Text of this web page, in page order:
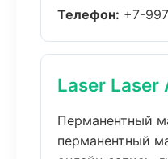
Телефон: +7-
Laser Laser
Перманентный
перманентный